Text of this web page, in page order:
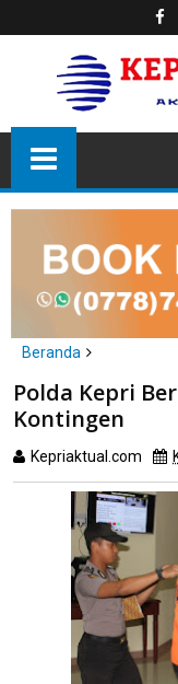
Beranda
Batam
Polda Kepri
Polda Kepri
Kontingen
Kepriaktual.com